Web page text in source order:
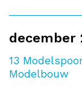
december
13
Modelbouw